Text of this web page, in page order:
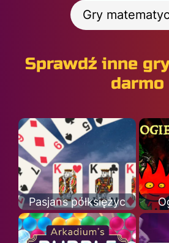
Gry
Sprawdź inne
darmo
Pasjans półksiężyc